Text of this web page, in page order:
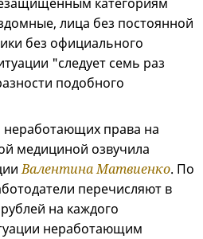
лица без постоянной
без официального
"следует семь раз
подобного
права на
медициной озвучила
Валентина Матвиенко. По
перечисляют в
на каждого
неработающим